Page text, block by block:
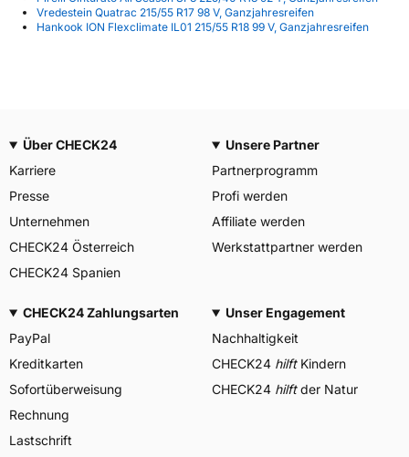
Vredestein Quatrac 215/55 R17 98 V, Ganzjahresreifen
Hankook ION Flexclimate IL01 215/55 R18 99 V, Ganzjahresreifen
Über CHECK24
Karriere
Presse
Unternehmen
CHECK24 Österreich
CHECK24 Spanien
Unsere Partner
Partnerprogramm
Profi werden
Affiliate werden
Werkstattpartner werden
CHECK24 Zahlungsarten
PayPal
Kreditkarten
Sofortüberweisung
Rechnung
Lastschrift
Unser Engagement
Nachhaltigkeit
CHECK24 hilftKindern
CHECK24 hilftder Natur